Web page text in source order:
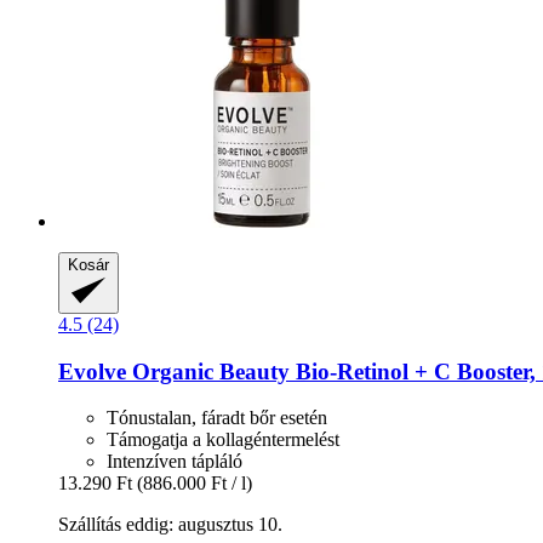
Kosár
4.5 (24)
Evolve Organic Beauty Bio-​Retinol + C Booster,
Tónustalan, fáradt bőr esetén
Támogatja a kollagéntermelést
Intenzíven tápláló
13.290 Ft (886.000 Ft / l)
Szállítás eddig: augusztus 10.